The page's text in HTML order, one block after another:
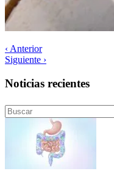
‹ Anterior
Siguiente ›
Noticias recientes